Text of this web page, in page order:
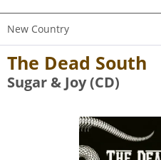
New Country
The Dead South
Sugar & Joy (CD)